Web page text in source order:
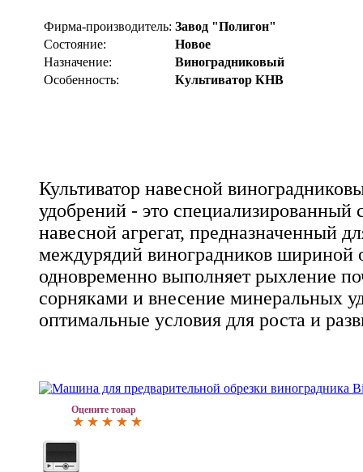
Фирма-производитель: Завод "Полигон"
Состояние:
Новое
Назначение:
Виноградниковый
Особенность:
Культиватор КНВ
Культиватор навесной
удобрений - это специализированный
навесной агрегат, предназначенный
междурядий виноградников шириной
одновременно выполняет рыхление
сорняками и внесение минеральных
оптимальные условия для роста и
Оцените товар